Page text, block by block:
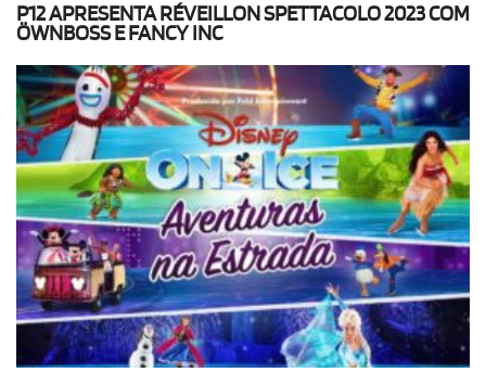
P12 APRESENTA RÉVEILLON SPETTACOLO 2023 COM
ÖWNBOSS E FANCY INC